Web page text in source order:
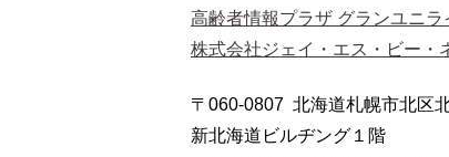
高齢者情報プラザ グランユニ
株式会社ジェイ・エス・ビー・
〒060-0807 北海道札幌市北区
新北海道ビルヂング１階